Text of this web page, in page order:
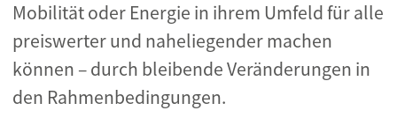
Mobilität oder Energie in ihrem Umfeld für alle
preiswerter und naheliegender machen
können – durch bleibende Veränderungen in
den Rahmenbedingungen.